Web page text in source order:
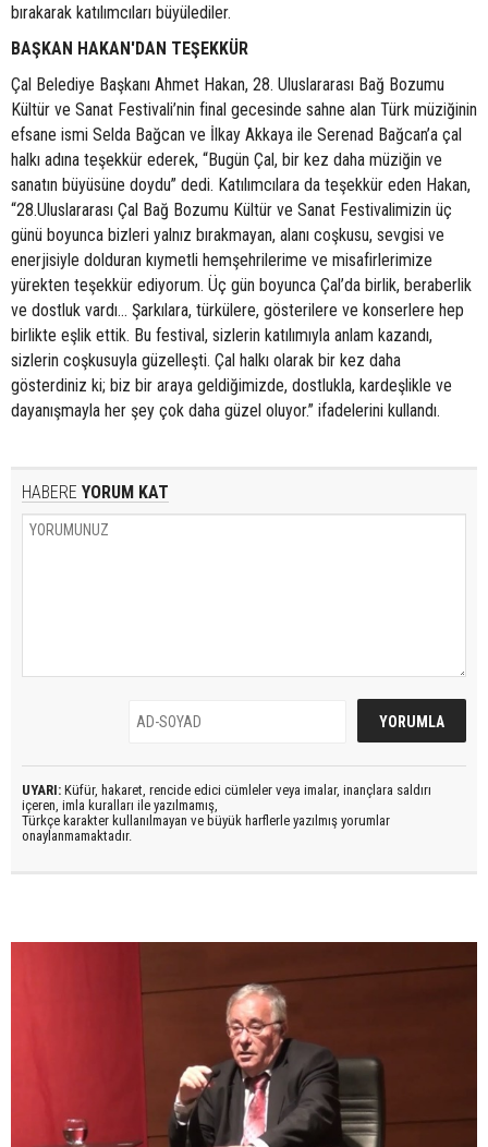
bırakarak katılımcıları büyülediler.
BAŞKAN HAKAN'DAN TEŞEKKÜR
Çal Belediye Başkanı Ahmet Hakan, 28. Uluslararası Bağ Bozumu
Kültür ve Sanat Festivali’nin final gecesinde sahne alan Türk müziğinin
efsane ismi Selda Bağcan ve İlkay Akkaya ile Serenad Bağcan’a çal
halkı adına teşekkür ederek, “Bugün Çal, bir kez daha müziğin ve
sanatın büyüsüne doydu” dedi. Katılımcılara da teşekkür eden Hakan,
“28.Uluslararası Çal Bağ Bozumu Kültür ve Sanat Festivalimizin üç
günü boyunca bizleri yalnız bırakmayan, alanı coşkusu, sevgisi ve
enerjisiyle dolduran kıymetli hemşehrilerime ve misafirlerimize
yürekten teşekkür ediyorum. Üç gün boyunca Çal’da birlik, beraberlik
ve dostluk vardı… Şarkılara, türkülere, gösterilere ve konserlere hep
birlikte eşlik ettik. Bu festival, sizlerin katılımıyla anlam kazandı,
sizlerin coşkusuyla güzelleşti. Çal halkı olarak bir kez daha
gösterdiniz ki; biz bir araya geldiğimizde, dostlukla, kardeşlikle ve
dayanışmayla her şey çok daha güzel oluyor.” ifadelerini kullandı.
HABERE YORUM KAT
UYARI: Küfür, hakaret, rencide edici cümleler veya imalar, inançlara saldırı
içeren, imla kuralları ile yazılmamış,
Türkçe karakter kullanılmayan ve büyük harflerle yazılmış yorumlar
onaylanmamaktadır.